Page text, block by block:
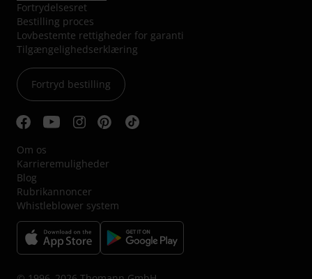
Fortrydelsesret
Bestilling proces
Lovbestemte rettigheder for garanti
Tilgængelighedserklæring
Fortryd bestilling
Om os
Karrieremuligheder
Blog
Rubrikannoncer
Whistleblower system